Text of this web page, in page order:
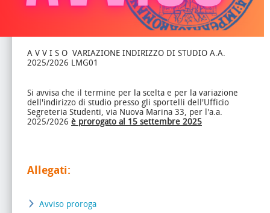
A V V I S O VARIAZIONE INDIRIZZO DI STUDIO A.A.
2025/2026 LMG01
Si avvisa che il termine per la scelta e per la variazione
dell'indirizzo di studio presso gli sportelli dell'Ufficio
Segreteria Studenti, via Nuova Marina 33, per l'a.a.
2025/2026 è prorogato al 15 settembre 2025
Allegati:
Avviso proroga